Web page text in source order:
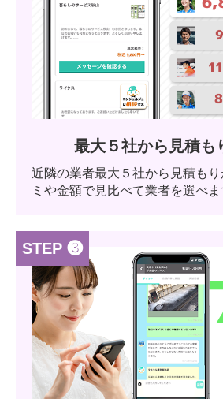
最大５社から見積も
近隣の業者最大５社から見積も
ミや金額で見比べて業者を選べま
STEP ❸